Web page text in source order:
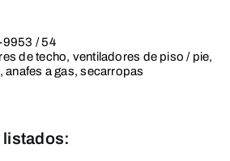
9953 / 54
de techo, ventiladores de piso / pie,
a gas, secarropas
listados: